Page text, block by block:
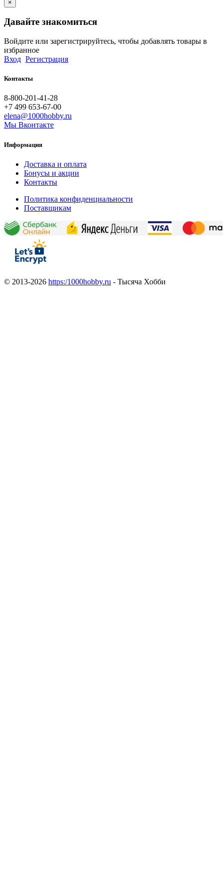
×
Давайте знакомиться
Войдите или зарегистрируйтесь, чтобы добавлять товары в
избранное
Вход Регистрация
Контакты
8-800-201-41-28
+7 499 653-67-00
elena@1000hobby.ru
Мы Вконтакте
Информация
Доставка и оплата
Бонусы и акции
Контакты
Политика конфиденциальности
Поставщикам
© 2013-2026 https:/1000hobby.ru - Тысяча Хобби